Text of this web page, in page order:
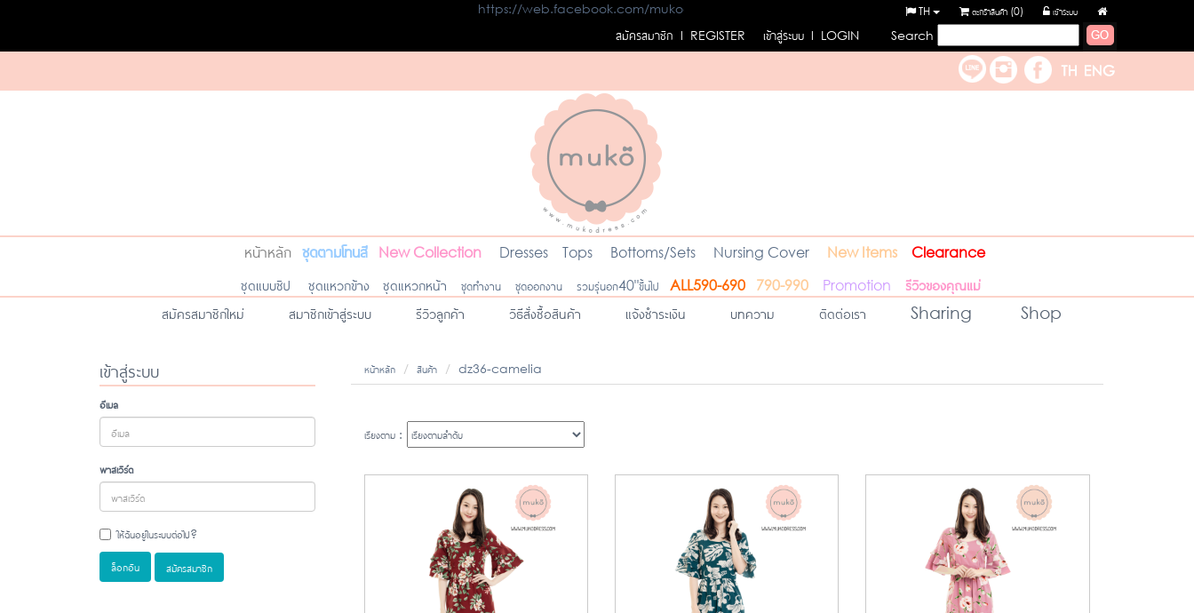
เข้าระบบ
ตะกร้าสินค้า (0)
TH
https://web.facebook.com/mukodress
สมัครสมาชิก l REGISTER เข้าสู่ระบบ l LOGIN Search
หน้าหลัก ชุดตามโทนสี New Collection Dresses Tops Bottoms/Sets Nursing Cover New Items Clearance
ชุดแบบซิป ชุดแหวกข้าง ชุดแหวกหน้า ชุดทำงาน ชุดออกงาน รวมรุ่นอก40"ขึ้นไป ALL590-690 790-990 Promotion
รีวิวของคุณแม่
สมัครสมาชิกใหม่
สมาชิกเข้าสู่ระบบ รีวิวลูกค้า วิธีสั่งซื้อสินค้า แจ้งชำระเงิน บทความ ติดต่อเรา Sharing Shop
เข้าสู่ระบบ
อีเมล
พาสเวิร์ด
ให้ฉันอยู่ในระบบต่อไป?
ล็อกอิน
สมัครสมาชิก
หน้าหลัก สินค้า dz36-camelia
เรียงตาม :